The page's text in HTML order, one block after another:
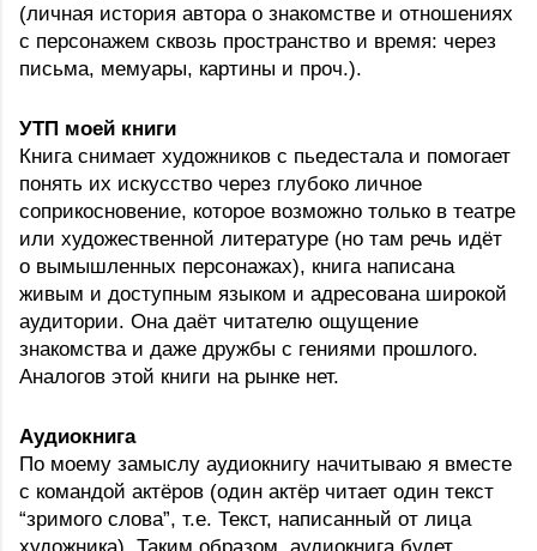
(личная история автора о знакомстве и отношениях
с персонажем сквозь пространство и время: через
письма, мемуары, картины и проч.).
УТП моей книги
Книга снимает художников с пьедестала и помогает
понять их искусство через глубоко личное
соприкосновение, которое возможно только в театре
или художественной литературе (но там речь идёт
о вымышленных персонажах), книга написана
живым и доступным языком и адресована широкой
аудитории. Она даёт читателю ощущение
знакомства и даже дружбы с гениями прошлого.
Аналогов этой книги на рынке нет.
Аудиокнига
По моему замыслу аудиокнигу начитываю я вместе
с командой актёров (один актёр читает один текст
“зримого слова”, т.е. Текст, написанный от лица
художника). Таким образом, аудиокнига будет